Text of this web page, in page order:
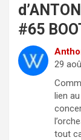
#65
29
lien
tout